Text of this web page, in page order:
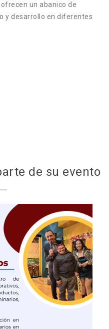
un abanico de
y desarrollo en diferentes
de su evento